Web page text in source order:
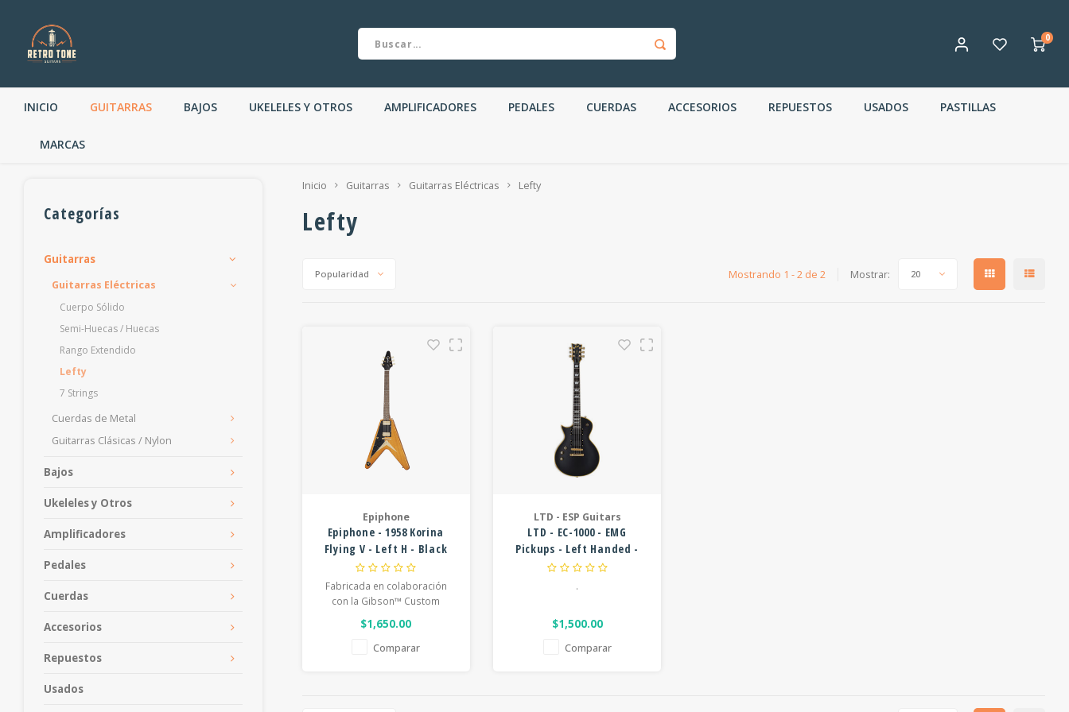
0
INICIO GUITARRAS BAJOS UKELELES Y OTROS AMPLIFICADORES PEDALES CUERDAS ACCESORIOS REPUESTOS USADOS PASTILLAS
MARCAS
Categorías
Guitarras
Guitarras Eléctricas
Cuerpo Sólido
Semi-Huecas / Huecas
Rango Extendido
Lefty
7 Strings
Cuerdas de Metal
Guitarras Clásicas / Nylon
Bajos
Ukeleles y Otros
Amplificadores
Pedales
Cuerdas
Accesorios
Repuestos
Usados
Inicio Guitarras Guitarras Eléctricas Lefty
Lefty
Popularidad Mostrando 1 - 2 de 2 Mostrar: 20
Epiphone
Epiphone - 1958 Korina
Flying V - Left H - Black
Pickguard - Aged Natural
Fabricada en colaboración
con la Gibson™ Custom
V™ es la impresionante
recreación de Epiphone de
$1,650.00
Comparar
LTD - ESP Guitars
LTD - EC-1000 - EMG
Pickups - Left Handed -
Vintage Black
.
$1,500.00
Comparar